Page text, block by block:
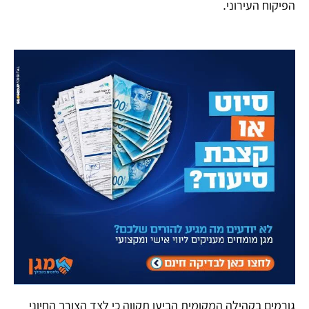
הפיקוח העירוני.
​גורמים בקהילה המקומית הביעו תקווה כי לצד הצורך החיוני